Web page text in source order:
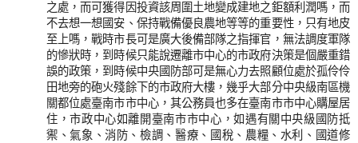
之處，而可獲得因投資該周圍土地變成建地之鉅額利潤嗎，而
不去想一想國安、保持戰備優良農地等等的重要性，只有地皮
至上嗎，戰時市長可是廣大後備部隊之指揮官，無法調度軍隊
的慘狀時，到時候只能說遷離市中心的市政府決策是個嚴重錯
誤的政策，到時候中央國防部可是無心力去照顧位處於孤伶伶
田地旁的砲火殘餘下的市政府大樓，幾乎大部分中央級南區機
關都位處臺南市市中心，其公務員也多在臺南市市中心購屋居
住，市政中心如離開臺南市市中心，如遇有關中央級國防抵
禦、氣象、消防、檢調、醫療、國稅、農糧、水利、國道修